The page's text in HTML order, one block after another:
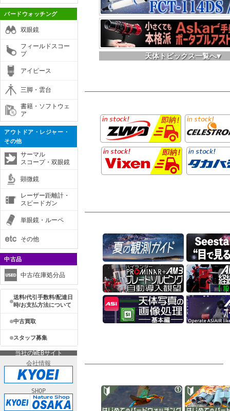
バードウォッチング
双眼鏡
フィールドスコー
プ
アイピース
三脚・雲台
書籍・ソフトウェ
ア
アウトドア・レジャー・
その他
サーマル
スコープ・双眼鏡
顕微鏡
レーザー距離計・
スピードガン
単眼鏡・ルーペ
その他
中古品
中古/在庫処分品
送料/代引手数料/配達日
時/お支払方法について
中古買取
スタッフ募集
当社のWEBサイト
会社情報
SHOP
天体トピックス一覧へ▼